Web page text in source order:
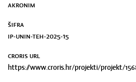
AKRONIM
ŠIFRA
IP-UNIN-TEH-2025-15
CRORIS URL
https://www.croris.hr/projekti/projekt/